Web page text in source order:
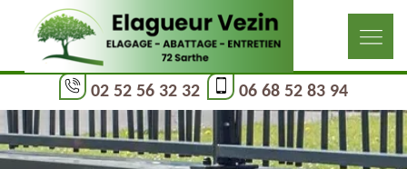
02 52 56 32 32 06 68 52 83 94